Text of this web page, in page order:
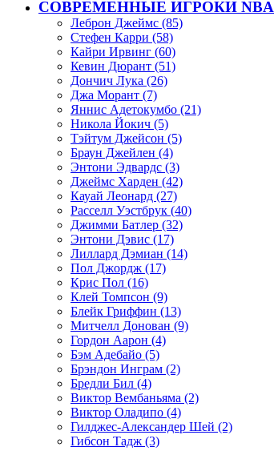
СОВРЕМЕННЫЕ ИГРОКИ NBA
Леброн Джеймс (85)
Стефен Карри (58)
Кайри Ирвинг (60)
Кевин Дюрант (51)
Дончич Лука (26)
Джа Морант (7)
Яннис Адетокумбо (21)
Никола Йокич (5)
Тэйтум Джейсон (5)
Браун Джейлен (4)
Энтони Эдвардс (3)
Джеймс Харден (42)
Кауай Леонард (27)
Расселл Уэстбрук (40)
Джимми Батлер (32)
Энтони Дэвис (17)
Лиллард Дэмиан (14)
Пол Джордж (17)
Крис Пол (16)
Клей Томпсон (9)
Блейк Гриффин (13)
Митчелл Донован (9)
Гордон Аарон (4)
Бэм Адебайо (5)
Брэндон Инграм (2)
Бредли Бил (4)
Виктор Вембаньяма (2)
Виктор Оладипо (4)
Гилджес-Александер Шей (2)
Гибсон Тадж (3)